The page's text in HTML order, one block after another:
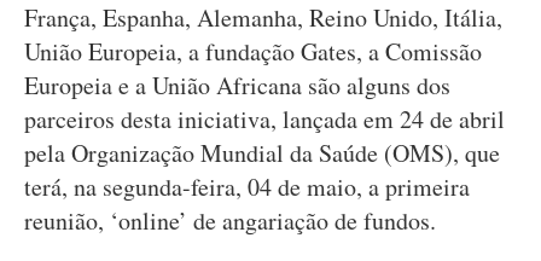
França, Espanha, Alemanha, Reino Unido, Itália,
União Europeia, a fundação Gates, a Comissão
Europeia e a União Africana são alguns dos
parceiros desta iniciativa, lançada em 24 de abril
pela Organização Mundial da Saúde (OMS), que
terá, na segunda-feira, 04 de maio, a primeira
reunião, ‘online’ de angariação de fundos.